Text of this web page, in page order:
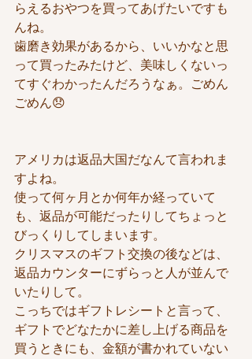
らえるおやつを買ってあげたいですも
んね。
歯磨き効果があるから、いいかなと思
って買ったみたけど、美味しくないっ
てすぐわかったんだろうなぁ。ごめん
ごめん😞
アメリカは返品大国だなんて言われま
すよね。
使って何ヶ月とか何年か経っていて
も、返品が可能だったりしてちょっと
びっくりしてしまいます。
クリスマスのギフト交換の後などは、
返品カウンターにずらっと人が並んで
いたりして。
こっちではギフトレシートと言って、
ギフトでどなたかに差し上げる商品を
買うときにも、金額が書かれていない